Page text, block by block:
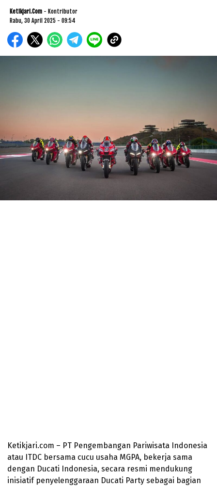
Ketikjari.com - Kontributor
Rabu, 30 April 2025 - 09:54
Ketikjari.com – PT Pengembangan Pariwisata Indonesia
atau ITDC bersama cucu usaha MGPA, bekerja sama
dengan Ducati Indonesia, secara resmi mendukung
inisiatif penyelenggaraan Ducati Party sebagai bagian